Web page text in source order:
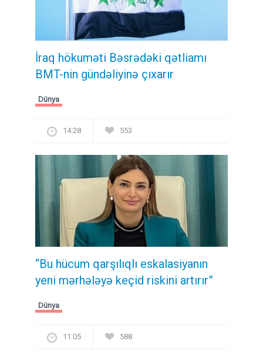
İraq hökuməti Bəsrədəki qətliamı
BMT-nin gündəliyinə çıxarır
Dünya
14:28 553
“Bu hücum qarşılıqlı eskalasiyanın
yeni mərhələyə keçid riskini artırır”
Dünya
11:05 588